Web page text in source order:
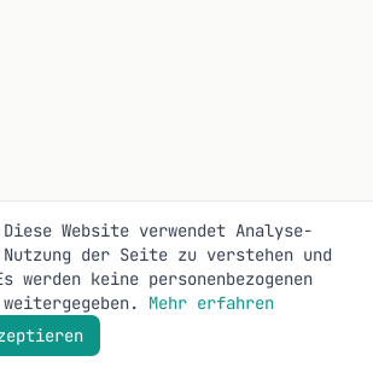
Diese Website verwendet Analyse-
der Seite zu verstehen und
werden keine personenbezogenen
Mehr erfahren